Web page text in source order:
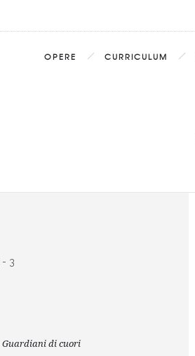
OPERE CURRICULUM
- 3
Guardiani di cuori